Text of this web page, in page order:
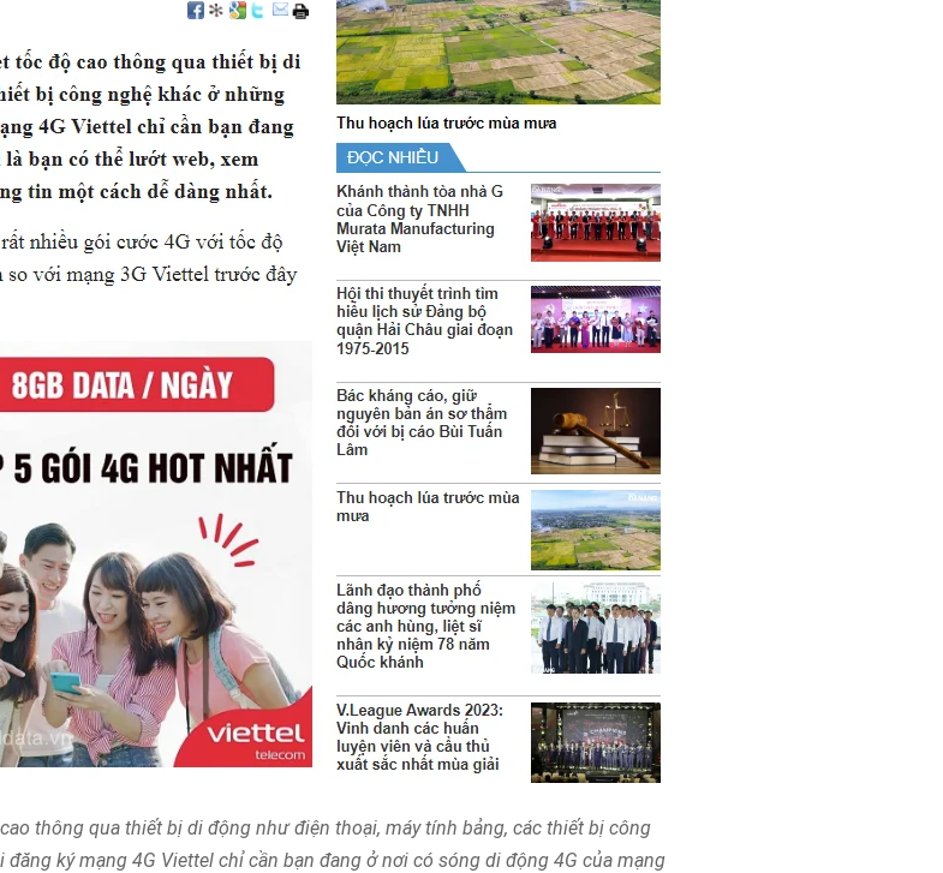
thông qua thiết bị di động như điện thoại, máy tính bảng, các thiết bị công
ký mạng 4G Viettel chỉ cần bạn đang ở nơi có sóng di động 4G của mạng